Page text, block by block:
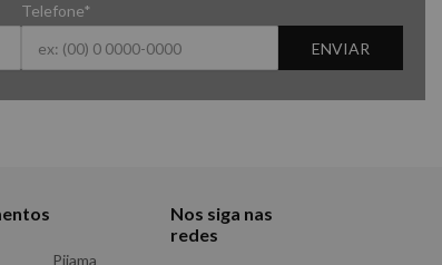
Telefone*
ENVIAR
Pijama
Nos siga nas
redes